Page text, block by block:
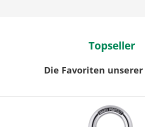
Topseller
Die Favoriten